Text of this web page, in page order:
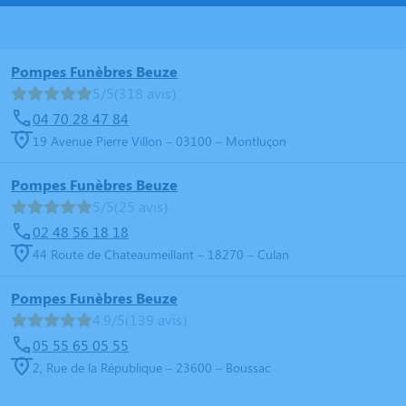
Pompes Funèbres Beuze
5/5(318 avis)
04 70 28 47 84
19 Avenue Pierre Villon – 03100 – Montluçon
Pompes Funèbres Beuze
5/5(25 avis)
02 48 56 18 18
44 Route de Chateaumeillant – 18270 – Culan
Pompes Funèbres Beuze
4.9/5(139 avis)
05 55 65 05 55
2, Rue de la République – 23600 – Boussac